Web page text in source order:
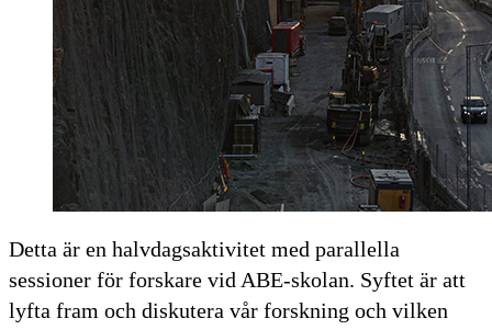
Detta är en halvdagsaktivitet med parallella
sessioner för forskare vid ABE-skolan. Syftet är att
lyfta fram och diskutera vår forskning och vilken